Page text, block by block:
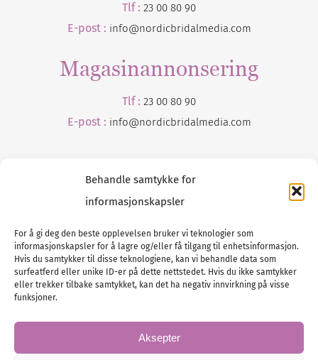
Behandle samtykke for
informasjonskapsler
For å gi deg den beste opplevelsen bruker vi teknologier som
informasjonskapsler for å lagre og/eller få tilgang til enhetsinformasjon.
Hvis du samtykker til disse teknologiene, kan vi behandle data som
surfeatferd eller unike ID-er på dette nettstedet. Hvis du ikke samtykker
eller trekker tilbake samtykket, kan det ha negativ innvirkning på visse
funksjoner.
Aksepter
Tlf : 23 00 80 90
E-post : info@nordicbridalmedia.com
Magasinannonsering
Tlf : 23 00 80 90
E-post : info@nordicbridalmedia.com
Tlf :23 00 80 90
E-post :info@ nordicbridalmedia.com